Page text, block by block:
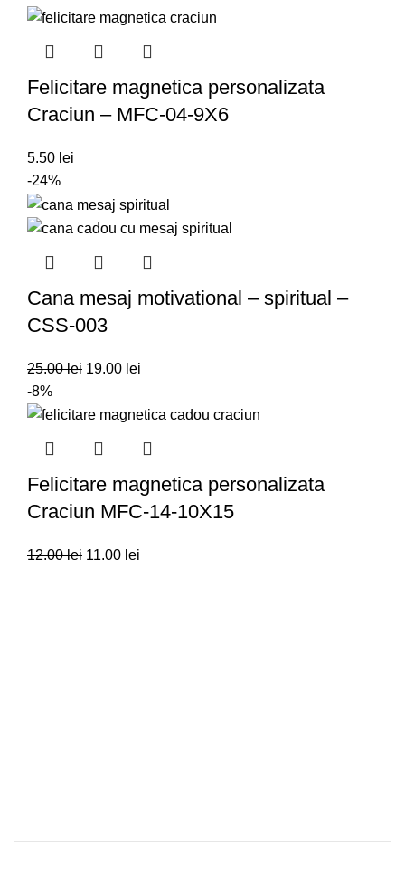
Felicitare magnetica personalizata
Craciun – MFC-04-9X6
5.50 lei
-24%
Cana mesaj motivational – spiritual –
CSS-003
25.00lei 19.00 lei
-8%
Felicitare magnetica personalizata
Craciun MFC-14-10X15
12.00lei 11.00 lei